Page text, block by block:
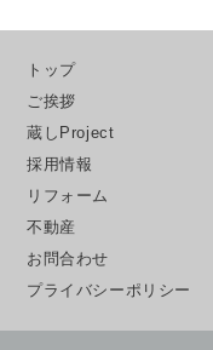
トップ
ご挨拶
蔵しProject
採用情報
リフォーム
不動産
お問合わせ
プライバシーポリシー